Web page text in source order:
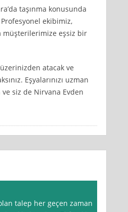
taşınma konusunda
ekibimiz,
müşterilerimize eşsiz bir
atacak ve
Eşyalarınızı uzman
siz de Nirvana Evden
talep her geçen zaman